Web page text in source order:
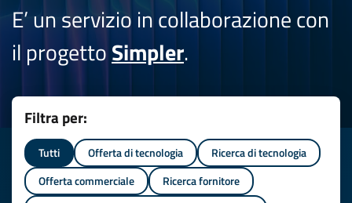
E’ un servizio in collaborazione con
il progettoSimpler.
Filtra per:
Tutti Offerta di tecnologia
Ricerca di tecnologia
Offerta commerciale
Ricerca fornitore